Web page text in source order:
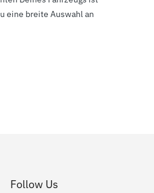
eine breite Auswahl an
Follow Us